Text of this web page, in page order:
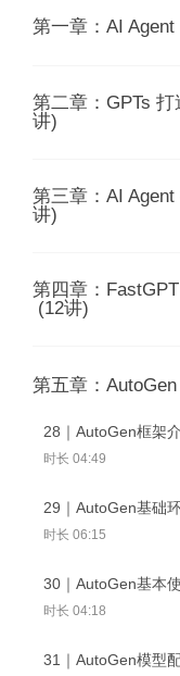
第一章：AI Agent
01｜人工智能
时长 05:15
时长 04:10
汇报小秘书
时长 08:16
热点短视频文案助理
第二章：GPTs
讲)
05｜了解GPTs
时长 01:41
红书文案、流程图
时长 05:03
时长 05:27
08｜案例演示：打
百款工具的GPTs
时长 03:33
09｜详细配置：打
时长 08:11
第三章：AI
讲)
10｜智能客服
时长 07:00
析
12｜智能客服Agent
时长 05:56
时长 08:48
时长 09:38
第四章：
(12讲)
16｜FastGPT介绍
17｜FastGPT创建
18｜FastGPT知识
19｜FastGPT测试
第五章：
28｜AutoGen框架
时长 04:49
29｜AutoGen基础
时长 06:15
30｜AutoGen基本
时长 04:18
31｜AutoGen模型
25｜FastGPT接入云